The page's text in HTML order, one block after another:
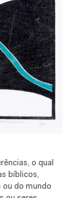
o qual
bíblicos,
do mundo